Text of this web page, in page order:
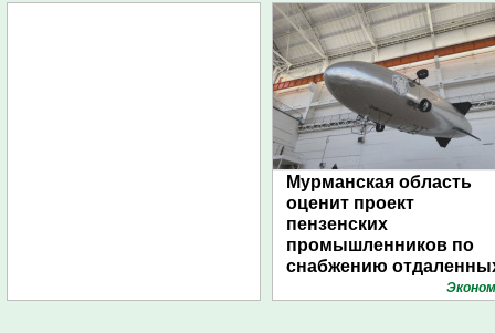
Мурманская область
оценит проект
пензенских
промышленников по
снабжению
поселений с помощью